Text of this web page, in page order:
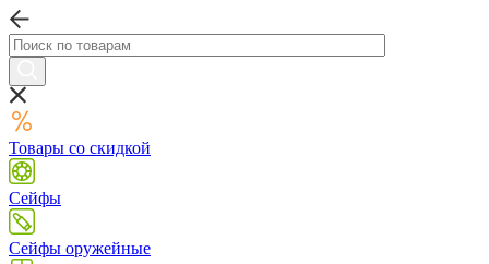
Товары со скидкой
Сейфы
Сейфы оружейные